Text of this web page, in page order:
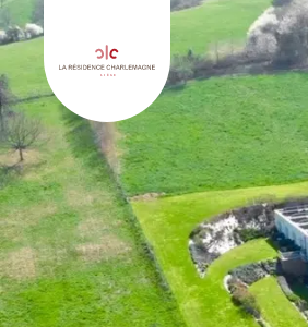
Keer terug naar La